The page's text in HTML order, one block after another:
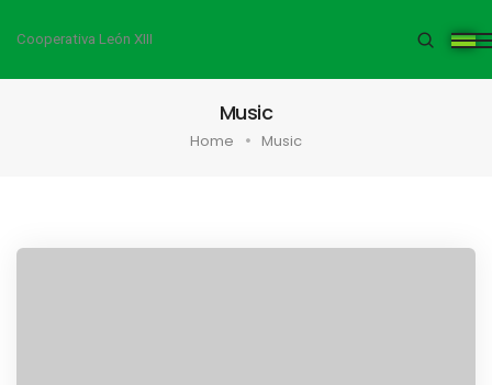
Cooperativa León XIII
Music
Home Music